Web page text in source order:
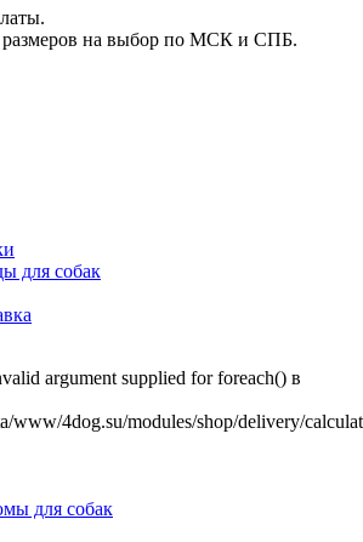
размеров на выбор по МСК и СПБ.
для собак
argument supplied for foreach() в
www/4dog.su/modules/shop/delivery/
для собак